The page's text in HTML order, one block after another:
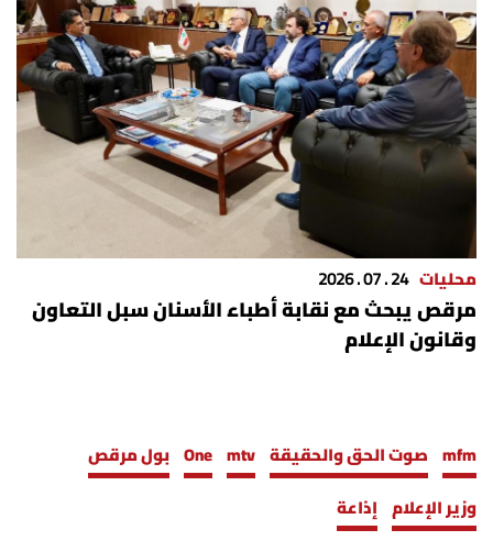
محليات 24 . 07 . 2026
مرقص يبحث مع نقابة أطباء الأسنان سبل التعاون
وقانون الإعلام
mfm صوت الحق والحقيقة mtv
One بول مرقص
وزير الإعلام إذاعة